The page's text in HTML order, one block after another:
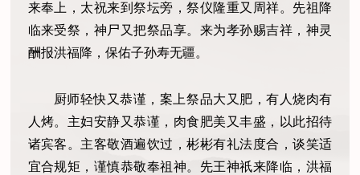
来奉上，太祝来到祭坛旁，祭仪隆重又周祥。先祖降
临来受祭，神尸又把祭品享。来为孝孙赐吉祥，神灵
酬报洪福降，保佑子孙寿无疆。
厨师轻快又恭谨，案上祭品大又肥，有人烧肉有
人烤。主妇安静又恭谨，肉食肥美又丰盛，以此招待
诸宾客。主客敬酒遍饮过，彬彬有礼法度合，谈笑适
宜合规矩，谨慎恭敬奉祖神。先王神祇来降临，洪福